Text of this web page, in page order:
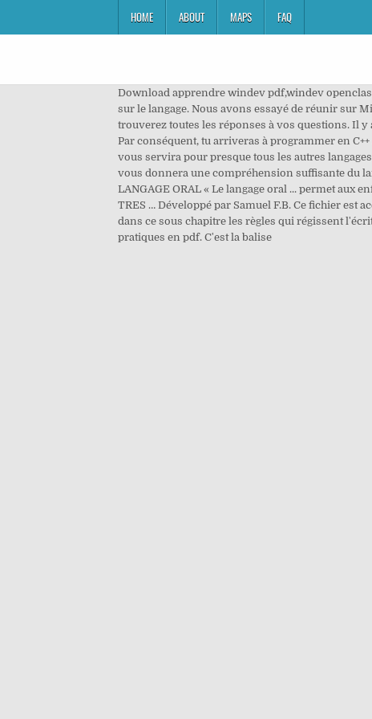
HOME ABOUT MAPS FAQ
Download apprendre windev pdf,windev
sur le langage. Nous avons essayé de réunir sur
trouverez toutes les réponses à vos questions. Il y
Par conséquent, tu arriveras à programmer en
vous servira pour presque tous les autres
vous donnera une compréhension suffisante du
LANGAGE ORAL « Le langage oral ... permet aux
TRES … Développé par Samuel F.B. Ce fichier
dans ce sous chapitre les règles qui régissent
pratiques en pdf. C'est la balise